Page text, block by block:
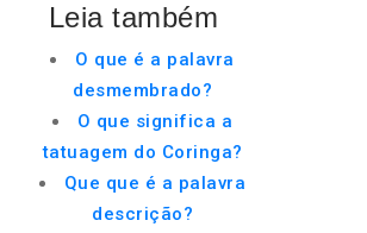
Leia também
O que é a palavra
desmembrado?
O que significa a
tatuagem do Coringa?
Que que é a palavra
descrição?